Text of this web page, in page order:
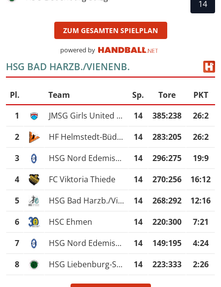
14
ZUM GESAMTEN SPIELPLAN
powered by
HSG BAD HARZB./VIENENB.
Pl. Team Sp. Tore
PKT
1
JMSG Girls United Warberg/Lelm/Weferlingen 14 385:238
26:2
2
HF Helmstedt-Büddenstedt 14 283:205
26:2
3
HSG Nord Edemissen/Uetze 14 296:275
19:9
4
FC Viktoria Thiede 14 270:256
16:12
5
HSG Bad Harzb./Vienenb. 14 268:292
12:16
6
HSC Ehmen 14 220:300
7:21
7
HSG Nord Edemissen/Uetze II 14 149:195
4:24
8
HSG Liebenburg-Salzg. 14 223:333 2:26